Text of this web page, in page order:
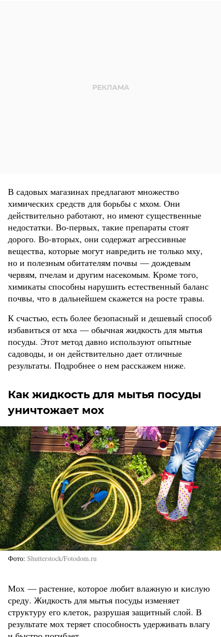
В садовых магазинах предлагают множество
химических средств для борьбы с мхом. Они
действительно работают, но имеют существенные
недостатки. Во-первых, такие препараты стоят
дорого. Во-вторых, они содержат агрессивные
вещества, которые могут навредить не только мху,
но и полезным обитателям почвы — дождевым
червям, пчелам и другим насекомым. Кроме того,
химикаты способны нарушить естественный баланс
почвы, что в дальнейшем скажется на росте травы.
К счастью, есть более безопасный и дешевый способ
избавиться от мха — обычная жидкость для мытья
посуды. Этот метод давно используют опытные
садоводы, и он действительно дает отличные
результаты. Подробнее о нем расскажем ниже.
Как жидкость для мытья посуды
уничтожает мох
Фото Shutterstock/Fotodom.ru
Мох — растение, которое любит влажную и кислую
среду. Жидкость для мытья посуды изменяет
структуру его клеток, разрушая защитный слой. В
результате мох теряет способность удерживать влагу